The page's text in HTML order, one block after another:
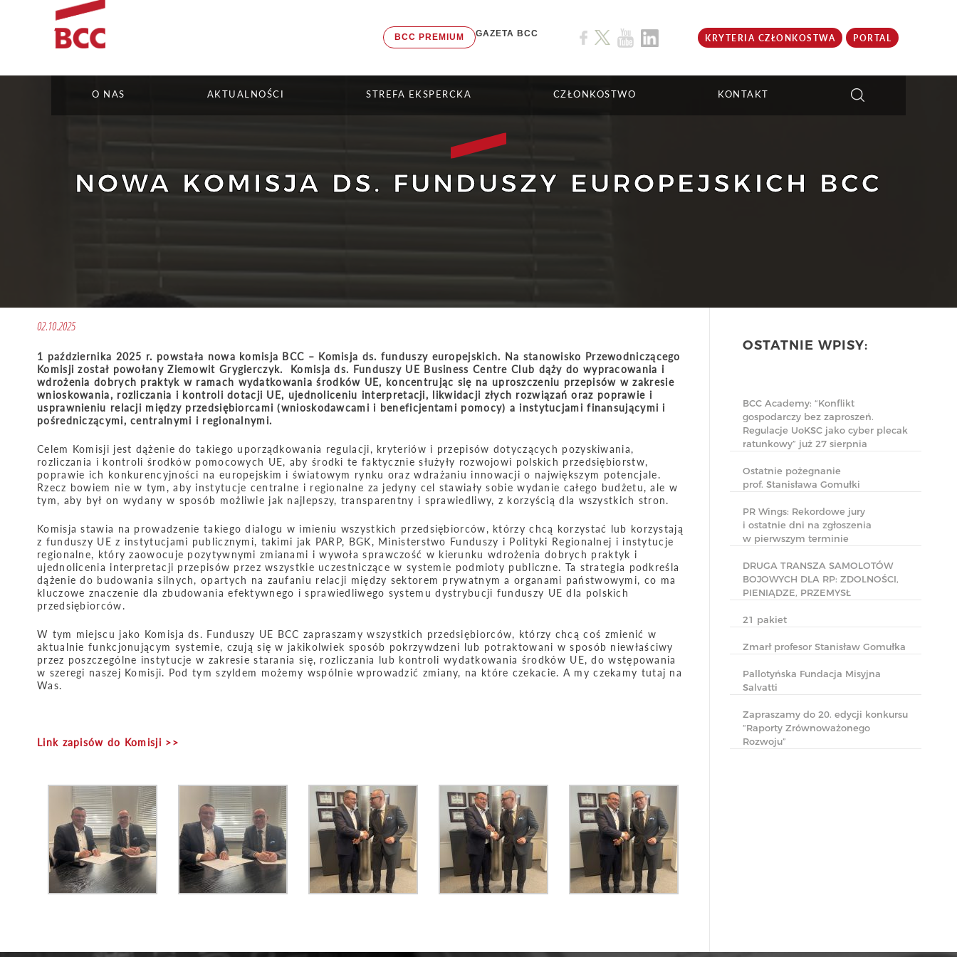
BCC PREMIUM GAZETA BCC KRYTERIA CZŁONKOSTWA PORTAL
O NAS AKTUALNOŚCI STREFA EKSPERCKA CZŁONKOSTWO KONTAKT
NOWA KOMISJA DS. FUNDUSZY EUROPEJSKICH BCC
OSTATNIE WPISY:
BCC Academy: “Konflikt
gospodarczy bez zaproszeń.
Regulacje UoKSC jako cyber plecak
ratunkowy” już 27 sierpnia
Ostatnie pożegnanie
prof. Stanisława Gomułki
PR Wings: Rekordowe jury
i ostatnie dni na zgłoszenia
w pierwszym terminie
DRUGA TRANSZA SAMOLOTÓW
BOJOWYCH DLA RP: ZDOLNOŚCI,
PIENIĄDZE, PRZEMYSŁ
21 pakiet
Zmarł profesor Stanisław Gomułka
Pallotyńska Fundacja Misyjna
Salvatti
Zapraszamy do 20. edycji konkursu
“Raporty Zrównoważonego
Rozwoju”
02.10.2025
1 października 2025 r. powstała nowa komisja BCC – Komisja ds. funduszy europejskich. Na stanowisko Przewodniczącego
Komisji został powołany Ziemowit Grygierczyk. Komisja ds. Funduszy UE Business Centre Club dąży do wypracowania i
wdrożenia dobrych praktyk w ramach wydatkowania środków UE, koncentrując się na uproszczeniu przepisów w zakresie
wnioskowania, rozliczania i kontroli dotacji UE, ujednoliceniu interpretacji, likwidacji złych rozwiązań oraz poprawie i
usprawnieniu relacji między przedsiębiorcami (wnioskodawcami i beneficjentami pomocy) a instytucjami finansującymi i
pośredniczącymi, centralnymi i regionalnymi.
Celem Komisji jest dążenie do takiego uporządkowania regulacji, kryteriów i przepisów dotyczących pozyskiwania,
rozliczania i kontroli środków pomocowych UE, aby środki te faktycznie służyły rozwojowi polskich przedsiębiorstw,
poprawie ich konkurencyjności na europejskim i światowym rynku oraz wdrażaniu innowacji o największym potencjale.
Rzecz bowiem nie w tym, aby instytucje centralne i regionalne za jedyny cel stawiały sobie wydanie całego budżetu, ale w
tym, aby był on wydany w sposób możliwie jak najlepszy, transparentny i sprawiedliwy, z korzyścią dla wszystkich stron.
Komisja stawia na prowadzenie takiego dialogu w imieniu wszystkich przedsiębiorców, którzy chcą korzystać lub korzystają
z funduszy UE z instytucjami publicznymi, takimi jak PARP, BGK, Ministerstwo Funduszy i Polityki Regionalnej i instytucje
regionalne, który zaowocuje pozytywnymi zmianami i wywoła sprawczość w kierunku wdrożenia dobrych praktyk i
ujednolicenia interpretacji przepisów przez wszystkie uczestniczące w systemie podmioty publiczne. Ta strategia podkreśla
dążenie do budowania silnych, opartych na zaufaniu relacji między sektorem prywatnym a organami państwowymi, co ma
kluczowe znaczenie dla zbudowania efektywnego i sprawiedliwego systemu dystrybucji funduszy UE dla polskich
przedsiębiorców.
W tym miejscu jako Komisja ds. Funduszy UE BCC zapraszamy wszystkich przedsiębiorców, którzy chcą coś zmienić w
aktualnie funkcjonującym systemie, czują się w jakikolwiek sposób pokrzywdzeni lub potraktowani w sposób niewłaściwy
przez poszczególne instytucje w zakresie starania się, rozliczania lub kontroli wydatkowania środków UE, do wstępowania
w szeregi naszej Komisji. Pod tym szyldem możemy wspólnie wprowadzić zmiany, na które czekacie. A my czekamy tutaj na
Was.
Link zapisów do Komisji >>